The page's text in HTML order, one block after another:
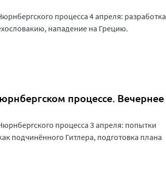
процесса 4 апреля: разработка
нападение на Грецию.
процессе. Вечернее
процесса 3 апреля: попытки
подчинённого Гитлера, подготовка плана